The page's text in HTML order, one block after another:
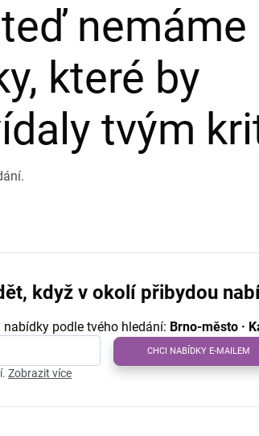
nemáme
které by
tvým
když v okolí přibydou
nabídky podle tvého hledání: Brno-město ·
CHCI NABÍDKY E-MAILEM
Zobrazit více